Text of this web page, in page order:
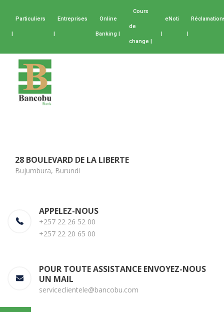
Particuliers
|
Entreprises
|
Online
Banking |
Cours
de
change |
eNoti
| |
28 BOULEVARD DE LA LIBERTE
Bujumbura, Burundi
APPELEZ-NOUS
+257 22 26 52 00
+257 22 20 65 00
POUR TOUTE ASSISTANCE ENVOYEZ-NOUS
UN MAIL
serviceclientele@bancobu.com